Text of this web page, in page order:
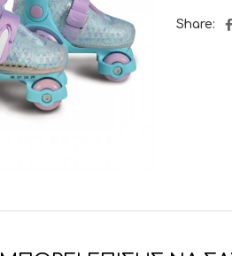
Share: